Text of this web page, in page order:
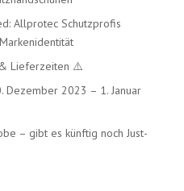
Allprotec Schutzprofis
Lieferzeiten ⚠️
2023 – 1. Januar
– gibt es künftig noch Just-